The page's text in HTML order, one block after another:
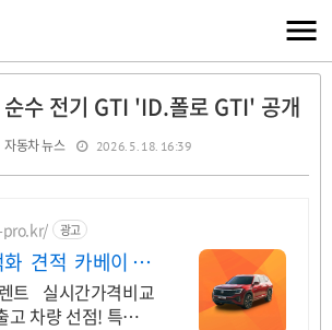
순수 전기 GTI 'ID.폴로 GTI' 공개
자동차 뉴스 2026. 5. 18. 16:39
광고
견적 카베이 폭
무료견적
트 실시간가격비교
차량 선점! 특가차